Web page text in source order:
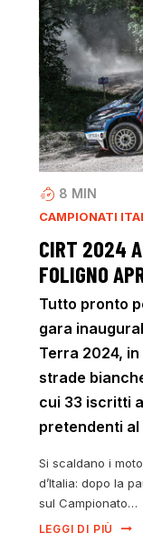
8 MIN
CAMPIONATI
CIRT 2024
FOLIGNO
Tutto pronto
gara
Terra 2024,
strade
cui 33 iscritti
pretendenti al
Si scaldano i
d’Italia: dopo la
sul Campionato…
LEGGI DI PIÙ